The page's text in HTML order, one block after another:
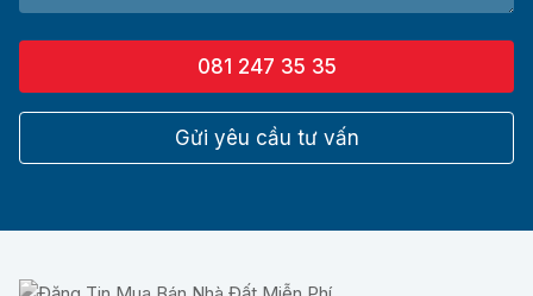
081 247 35 35
Gửi yêu cầu tư vấn